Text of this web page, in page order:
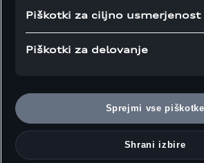
celic v primerjavi s prejšnjimi modeli
povezano s sistemsko napetostjo
zagotavlja optimalno razmerje med
zmogljivostjo polnjenja. Razmerje
čemer so zmanjšali delež kobalta in
niklja, kar bistveno prispeva k večji
baterije.
Piškotki za ciljno usmerjenost
Piškotki za delovanje
Sprejmi vse piškotke
Shrani izbire